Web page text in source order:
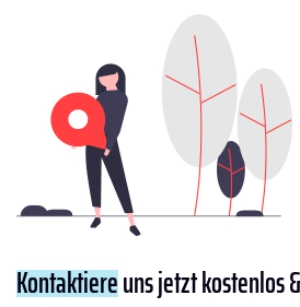
Kontaktiereuns jetzt kostenlos